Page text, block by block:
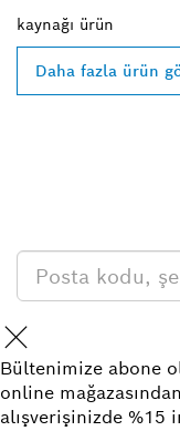
kaynağı ürün
Daha fazla ürün
Bültenimize abone
online
alışverişinizde %15